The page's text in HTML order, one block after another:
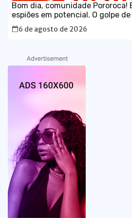
Bom dia, comunidade Pororoca!
espiões em potencial. O golpe
participação da embaixada
governo está certíssimo em ser
6 de agosto de 2026